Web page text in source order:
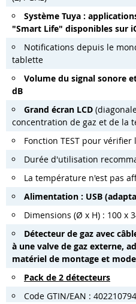
Système Tuya :
"Smart Life" disponibles sur
Notifications depuis le
tablette
Volume du signal sonore
dB
Grand écran LCD
concentration de gaz et de la
Fonction TEST pour
Durée d'utilisation
La température n'est pas
Alimentation : USB
Dimensions (Ø x H) : 100 x
Détecteur de gaz avec
à une valve de gaz externe,
matériel de montage et
Pack de 2 détecteurs
Code GTIN/EAN :